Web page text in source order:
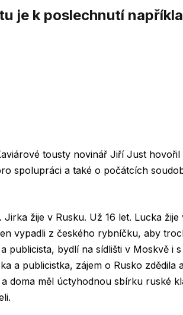
je k poslechnutí
tousty novinář Jiří Just
spolupráci a také o počátcích
žije v Rusku. Už 16 let. Lucka
vypadli z českého rybníčku, aby
publicista, bydlí na sídlišti v Moskvě i
a publicistka, zájem o Rusko zdědila
doma měl úctyhodnou sbírku ruské